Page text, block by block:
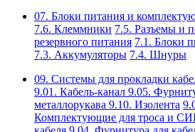
07. Блоки питания и
7.6. Клеммники 7.5. Разъемы и
резервного питания 7.1. Блоки
7.3. Аккумуляторы 7.4. Шнуры
09. Системы для прокладки
9.01. Кабель-канал 9.05.
металлорукава 9.10. Изолента
Комплектующие для троса и